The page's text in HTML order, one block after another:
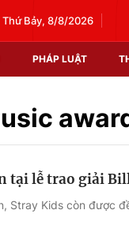
Thứ Bảy, 8/8/2026
PHÁP LUẬT
tại lễ trao giải
Stray Kids còn được